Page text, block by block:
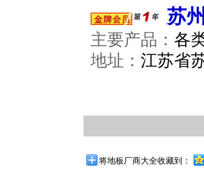
苏
主要产品： 各
地址： 江苏省
将地板厂商大全收藏到：